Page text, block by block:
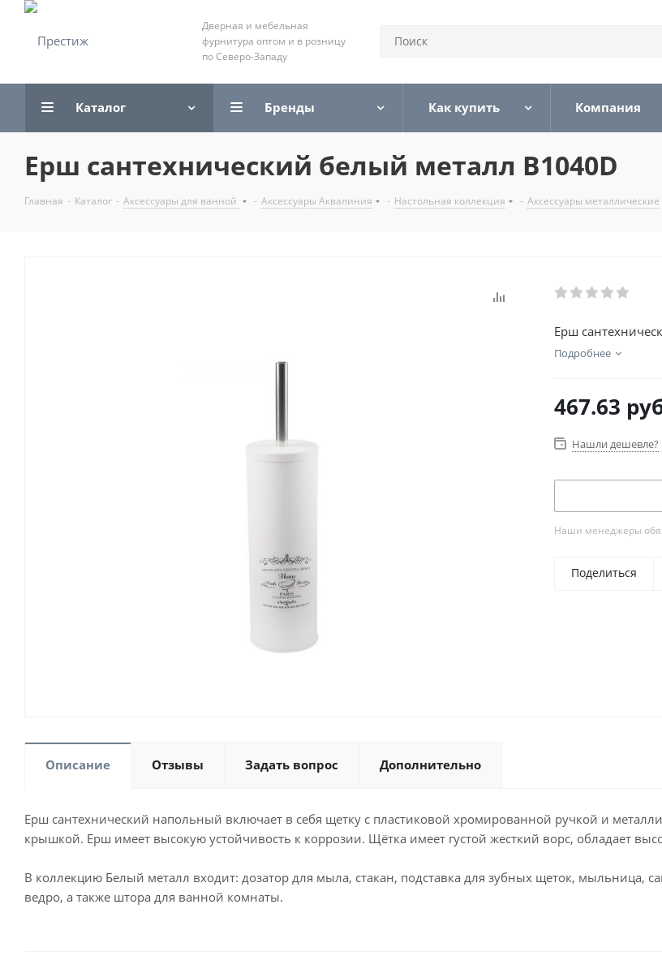
Дверная и мебельная
фурнитура оптом и в розницу
по Северо-Западу
Каталог Бренды Как купить Компания
Ерш сантехнический белый металл B1040D
Главная - Каталог - Аксессуары для ванной - Аксессуары Аквалиния - Настольная коллекция - Аксессуары металлические
Ерш
Подробнее
467.63
Нашли дешевле?
Наши менеджеры
Поделиться
Описание Отзывы Задать вопрос Дополнительно
Ерш сантехнический напольный включает в себя щетку с пластиковой хромированной ручкой и
крышкой. Ерш имеет высокую устойчивость к коррозии. Щётка имеет густой жесткий ворс, обладает
В коллекцию Белый металл входит: дозатор для мыла, стакан, подставка для зубных щеток, мыльница,
ведро, а также штора для ванной комнаты.